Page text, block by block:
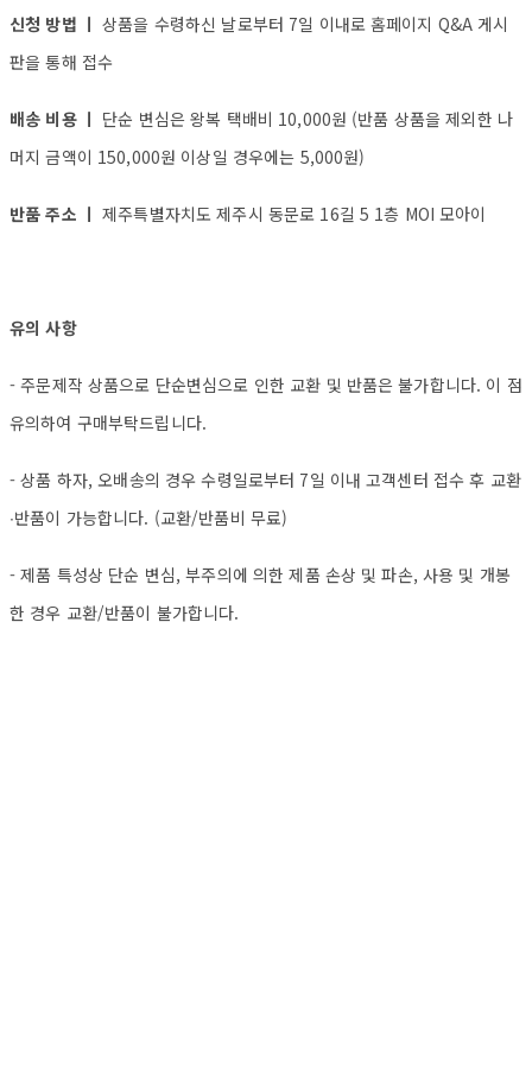
신청 방법 ㅣ상품을 수령하신 날로부터 7일 이내로 홈페이지 Q&A 게시
판을 통해 접수
배송 비용 ㅣ 단순 변심은 왕복 택배비 10,000원 (반품 상품을 제외한 나
머지 금액이 150,000원 이상일 경우에는 5,000원)
반품 주소 ㅣ제주특별자치도 제주시 동문로 16길 5 1층 MOI 모아이
유의 사항
- 주문제작 상품으로 단순변심으로 인한 교환 및 반품은 불가합니다. 이 점
유의하여 구매부탁드립니다.
- 상품 하자, 오배송의 경우 수령일로부터 7일 이내 고객센터 접수 후 교환
∙반품이 가능합니다. (교환/반품비 무료)
- 제품 특성상 단순 변심, 부주의에 의한 제품 손상 및 파손, 사용 및 개봉
한 경우 교환/반품이 불가합니다.